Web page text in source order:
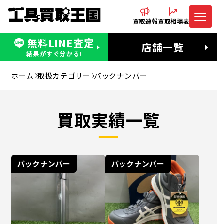
買取速報買取相場表
無料LINE査定
結果がすぐ分かる! 店舗一覧
無料LINE査定
受付：11:00〜19:00 木曜定休日
電話でお問合わせ
営業時間：11:00〜20:00
ホーム 取扱カテゴリー バックナンバー
買取実績一覧
バックナンバー バックナンバー